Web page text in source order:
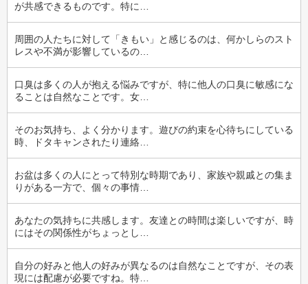
が共感できるものです。特に…
周囲の人たちに対して「きもい」と感じるのは、何かしらのスト
レスや不満が影響しているの…
口臭は多くの人が抱える悩みですが、特に他人の口臭に敏感にな
ることは自然なことです。女…
そのお気持ち、よく分かります。遊びの約束を心待ちにしている
時、ドタキャンされたり連絡…
お盆は多くの人にとって特別な時期であり、家族や親戚との集ま
りがある一方で、個々の事情…
あなたの気持ちに共感します。友達との時間は楽しいですが、時
にはその関係性がちょっとし…
自分の好みと他人の好みが異なるのは自然なことですが、その表
現には配慮が必要ですね。特…